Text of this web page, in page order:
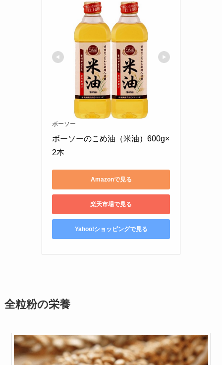
ボーソー
ボーソーのこめ油（米油）600g×
2本
Amazonで見る
楽天市場で見る
Yahoo!ショッピングで見る
全粒粉の栄養